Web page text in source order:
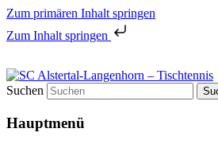
Zum primären Inhalt springen
Zum Inhalt springen
SC Alstertal-
Tischtennis
Tischtennis in Hamburgs
Suchen
Hauptmenü